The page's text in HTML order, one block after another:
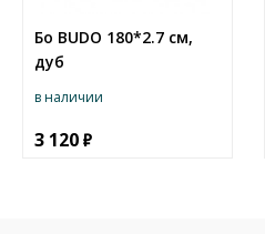
Бо BUDO 180*2.7 см,
дуб
в наличии
3 120